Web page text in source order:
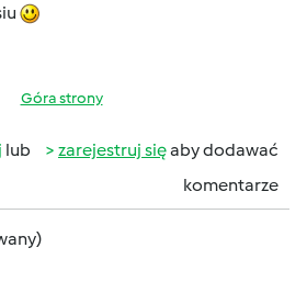
Góra strony
lub zarejestruj sięaby dodawać
komentarze